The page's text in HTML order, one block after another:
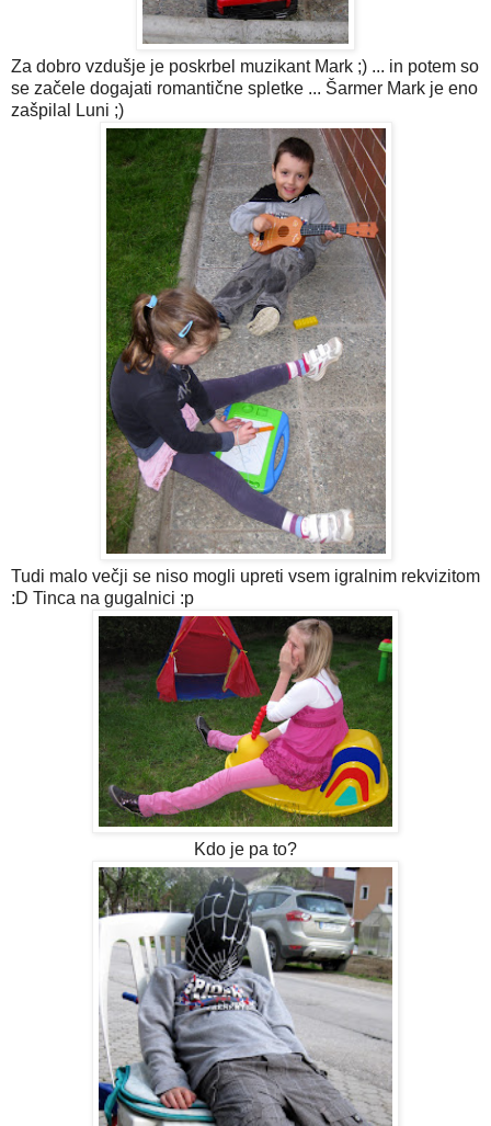
Za dobro vzdušje je poskrbel muzikant Mark ;) ... in potem so
se začele dogajati romantične spletke ... Šarmer Mark je eno
zašpilal Luni ;)
Tudi malo večji se niso mogli upreti vsem igralnim rekvizitom
:D Tinca na gugalnici :p
Kdo je pa to?